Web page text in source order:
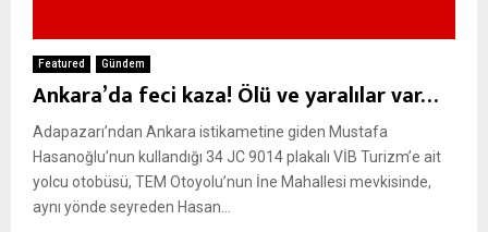
Featured Gündem
Ankara’da feci kaza! Ölü ve yaralılar var…
Adapazarı’ndan Ankara istikametine giden Mustafa
Hasanoğlu’nun kullandığı 34 JC 9014 plakalı VİB Turizm’e ait
yolcu otobüsü, TEM Otoyolu’nun İne Mahallesi mevkisinde,
aynı yönde seyreden Hasan...